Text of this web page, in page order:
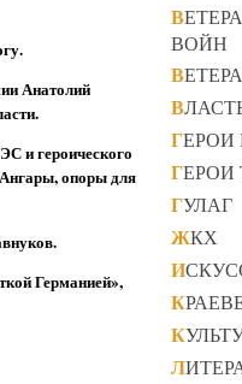
Анатолий
и героического
опоры для
Германией»,
ВЕТЕРАНЫ ЛОКАЛЬНЫХ
ВОЙН
ГУЛАГ
ЖКХ